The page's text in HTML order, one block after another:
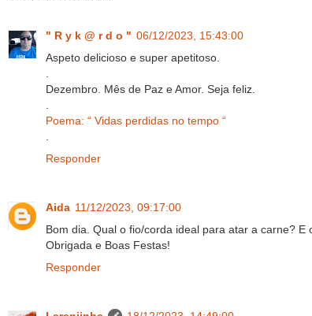
" R y k @ r d o " 06/12/2023, 15:43:00
Aspeto delicioso e super apetitoso.
.
Dezembro. Mês de Paz e Amor. Seja feliz.
.
Poema: “ Vidas perdidas no tempo “
.
Responder
Aida 11/12/2023, 09:17:00
Bom dia. Qual o fio/corda ideal para atar a carne? E
Obrigada e Boas Festas!
Responder